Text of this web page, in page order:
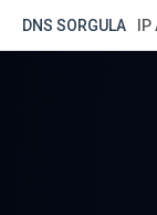
DNS SORGULA